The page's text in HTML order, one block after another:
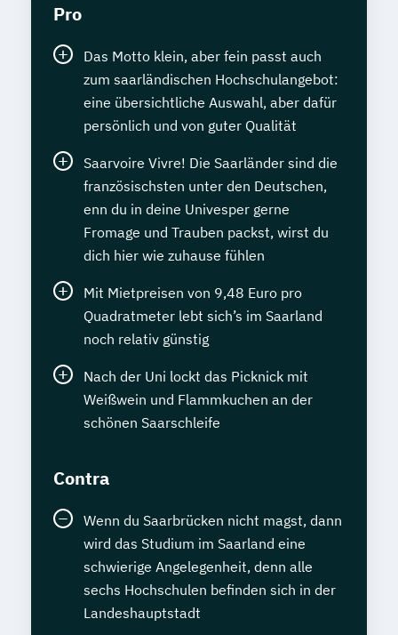
Pro
Das Motto klein, aber fein passt auch
zum saarländischen Hochschulangebot:
eine übersichtliche Auswahl, aber dafür
persönlich und von guter Qualität
Saarvoire Vivre! Die Saarländer sind die
französischsten unter den Deutschen,
enn du in deine Univesper gerne
Fromage und Trauben packst, wirst du
dich hier wie zuhause fühlen
Mit Mietpreisen von 9,48 Euro pro
Quadratmeter lebt sich’s im Saarland
noch relativ günstig
Nach der Uni lockt das Picknick mit
Weißwein und Flammkuchen an der
schönen Saarschleife
Contra
Wenn du Saarbrücken nicht magst, dann
wird das Studium im Saarland eine
schwierige Angelegenheit, denn alle
sechs Hochschulen befinden sich in der
Landeshauptstadt